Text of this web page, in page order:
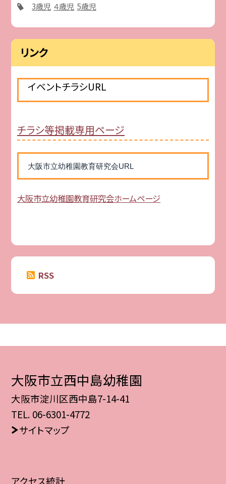
3歳児 ４歳児 5歳児
リンク
イベントチラシURL
チラシ等掲載専用ページ
大阪市立幼稚園教育研究会URL
大阪市立幼稚園教育研究会ホームページ
RSS
大阪市立西中島幼稚園
大阪市淀川区西中島7-14-41
TEL. 06-6301-4772
サイトマップ
アクセス統計